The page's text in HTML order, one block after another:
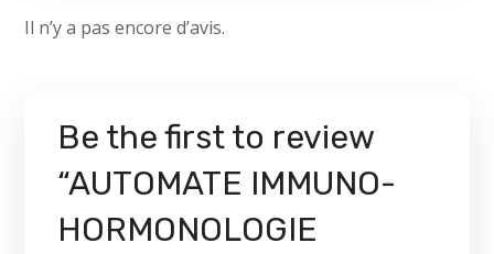
Il n’y a pas encore d’avis.
Be the first to review
“AUTOMATE IMMUNO-
HORMONOLOGIE